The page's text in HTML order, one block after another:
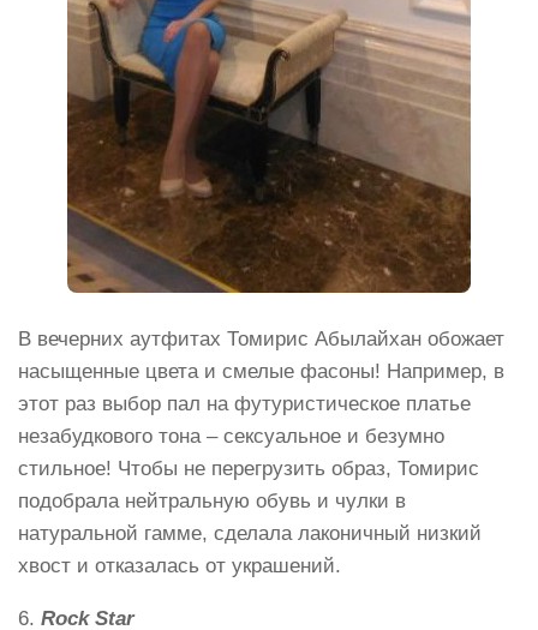
В вечерних аутфитах Томирис Абылайхан обожает
насыщенные цвета и смелые фасоны! Например, в
этот раз выбор пал на футуристическое платье
незабудкового тона – сексуальное и безумно
стильное! Чтобы не перегрузить образ, Томирис
подобрала нейтральную обувь и чулки в
натуральной гамме, сделала лаконичный низкий
хвост и отказалась от украшений.
6. Rock Star